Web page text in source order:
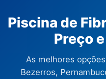
Piscina de
Preço
As melhores
Bezerros,